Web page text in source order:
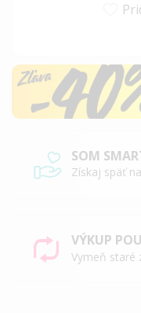
SOM
Získaj späť
VÝKUP
Vymeň staré